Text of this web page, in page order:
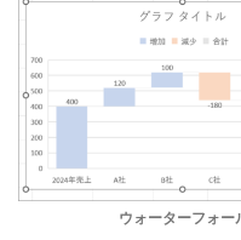
ウォーターフォー